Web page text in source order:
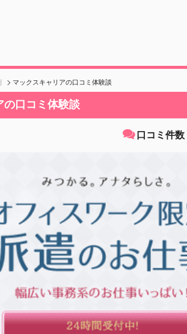
マックスキャリアの口コミ体験談
の口コミ体験談
口コミ件数